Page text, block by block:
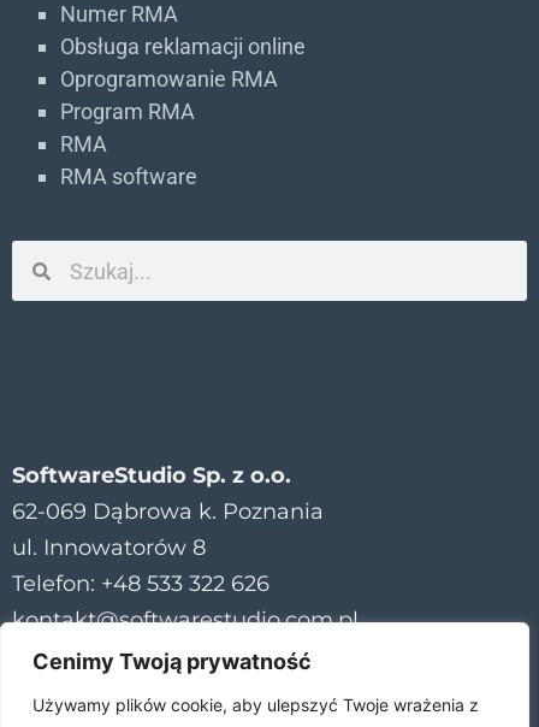
Cenimy Twoją prywatność
Używamy plików cookie, aby ulepszyć Twoje wrażenia z
Numer RMA
Obsługa reklamacji online
Oprogramowanie RMA
Program RMA
RMA
RMA software
SoftwareStudio Sp. z o.o.
62-069 Dąbrowa k. Poznania
ul. Innowatorów 8
Telefon: +48 533 322 626
kontakt@softwarestudio.com.pl